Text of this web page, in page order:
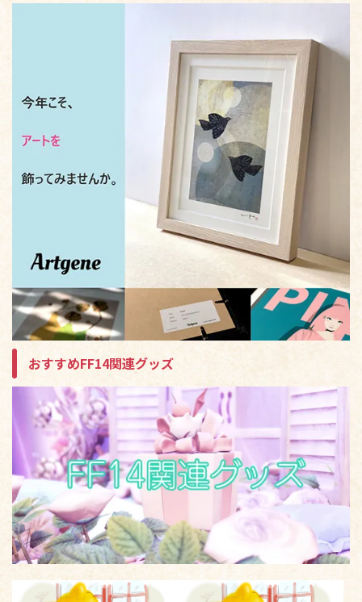
おすすめFF14関連グッズ